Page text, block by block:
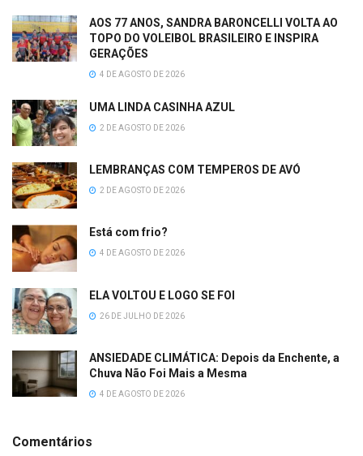
AOS 77 ANOS, SANDRA BARONCELLI VOLTA AO
TOPO DO VOLEIBOL BRASILEIRO E INSPIRA
GERAÇÕES
4 DE AGOSTO DE 2026
UMA LINDA CASINHA AZUL
2 DE AGOSTO DE 2026
LEMBRANÇAS COM TEMPEROS DE AVÓ
2 DE AGOSTO DE 2026
Está com frio?
4 DE AGOSTO DE 2026
ELA VOLTOU E LOGO SE FOI
26 DE JULHO DE 2026
ANSIEDADE CLIMÁTICA: Depois da Enchente, a
Chuva Não Foi Mais a Mesma
4 DE AGOSTO DE 2026
Comentários